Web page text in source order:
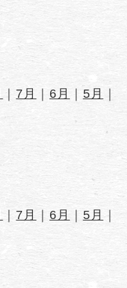
｜7月 ｜ 6月 ｜ 5月
｜
｜ 7月 ｜ 6月 ｜ 5月 ｜